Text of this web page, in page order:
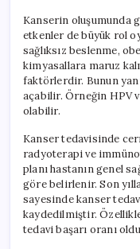
Kanserin oluşumunda
etkenler de büyük rol
sağlıksız beslenme,
kimyasallara maruz
faktörlerdir. Bunun
açabilir. Örneğin HPV
olabilir.
Kanser tedavisinde
radyoterapi ve
planı hastanın genel
göre belirlenir. Son
sayesinde kanser
kaydedilmiştir.
tedavi başarı oranı